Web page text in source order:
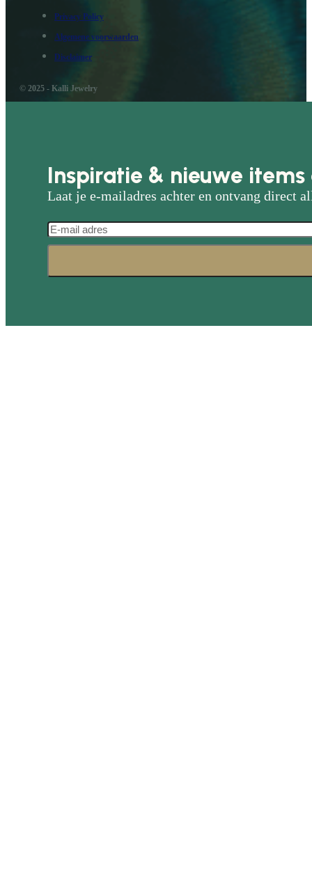
Privacy Policy
Algemene voorwaarden
Disclaimer
© 2025 - Kalli Jewelry
Inspiratie & nieuwe
Laat je e-mailadres achter en ontvang direct